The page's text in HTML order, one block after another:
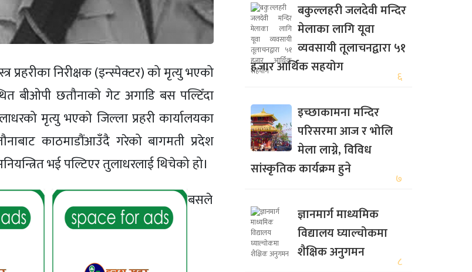
प्रहरीका निरीक्षक (इन्स्पेक्टर) को मृत्यु भएको
बीओपी छतौनाको गेट अगाडि बस पल्टिँदा
मृत्यु भएको जिल्ला प्रहरी कार्यालयका
काठमाडौंआउँदै गरेको बागमती प्रदेश
भई पल्टिएर तुलाधरलाई थिचेको हो।
बसले
बकुल्लहरी जलदेवी मन्दिर
मेलाका लागि यूवा
व्यवसायी तूलाचनद्वारा ५१
हजार आर्थिक सहयोग
६
इच्छाकामना मन्दिर
परिसरमा आज र भोलि
मेला लाग्ने, विविध
सांस्कृतिक कार्यक्रम हुने
७
ज्ञानमार्ग माध्यमिक
विद्यालय घ्याल्चोकमा
शैक्षिक अनुगमन
८